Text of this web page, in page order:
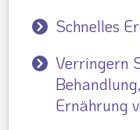
Schnelles
Verringern
Ernährung